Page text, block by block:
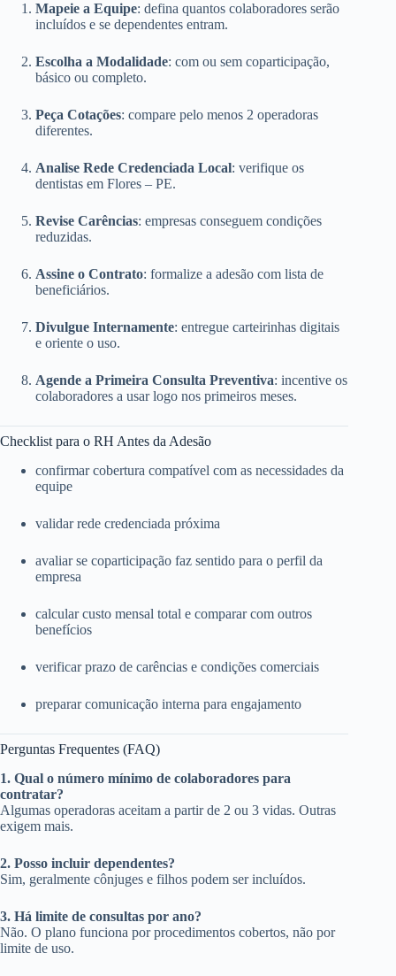
Mapeie a Equipe: defina quantos colaboradores serão
incluídos e se dependentes entram.
Escolha a Modalidade: com ou sem coparticipação,
básico ou completo.
Peça Cotações: compare pelo menos 2 operadoras
diferentes.
Analise Rede Credenciada Local: verifique os
dentistas em Flores – PE.
Revise Carências: empresas conseguem condições
reduzidas.
Assine o Contrato: formalize a adesão com lista de
beneficiários.
Divulgue Internamente: entregue carteirinhas digitais
e oriente o uso.
Agende a Primeira Consulta Preventiva: incentive os
colaboradores a usar logo nos primeiros meses.
Checklist para o RH Antes da Adesão
confirmar cobertura compatível com as necessidades da
equipe
validar rede credenciada próxima
avaliar se coparticipação faz sentido para o perfil da
empresa
calcular custo mensal total e comparar com outros
benefícios
verificar prazo de carências e condições comerciais
preparar comunicação interna para engajamento
Perguntas Frequentes (FAQ)
1. Qual o número mínimo de colaboradores para
contratar?
Algumas operadoras aceitam a partir de 2 ou 3 vidas. Outras
exigem mais.
2. Posso incluir dependentes?
Sim, geralmente cônjuges e filhos podem ser incluídos.
3. Há limite de consultas por ano?
Não. O plano funciona por procedimentos cobertos, não por
limite de uso.